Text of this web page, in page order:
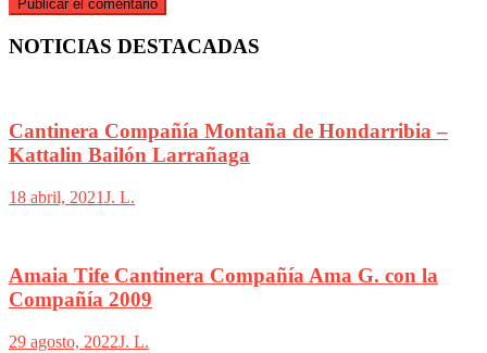
NOTICIAS DESTACADAS
Cantinera Compañía Montaña de Hondarribia –
Kattalin Bailón Larrañaga
18 abril, 2021J. L.
Amaia Tife Cantinera Compañía Ama G. con la
Compañía 2009
29 agosto, 2022J. L.